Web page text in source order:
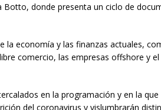
donde presenta un ciclo de
la economía y las finanzas actuales,
comercio, las empresas offshore y
en la programación y en la que
del coronavirus y vislumbrarán